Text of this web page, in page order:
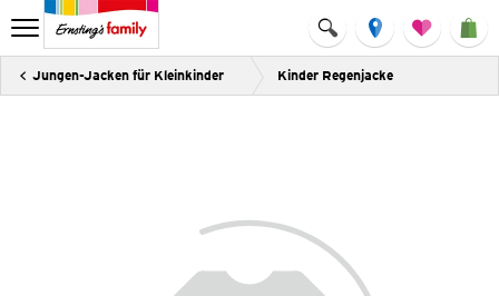
Jungen-Jacken für Kleinkinder Kinder Regenjacke